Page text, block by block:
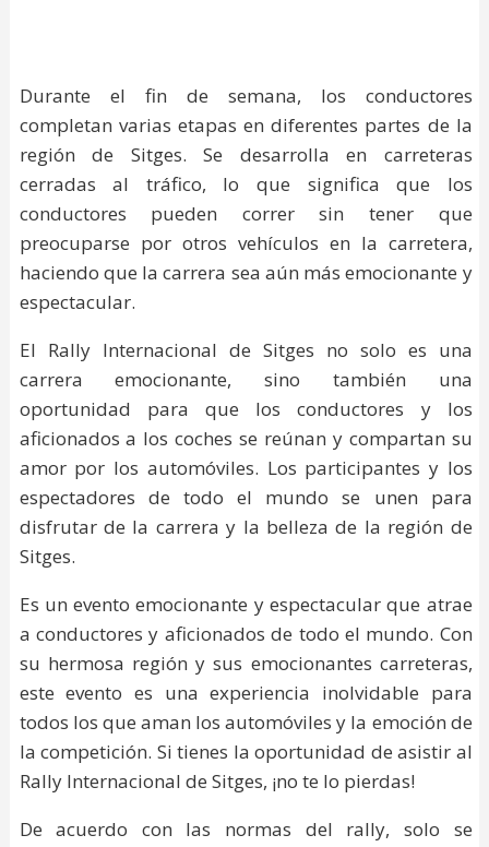
Durante el fin de semana, los conductores
completan varias etapas en diferentes partes de la
región de Sitges. Se desarrolla en carreteras
cerradas al tráfico, lo que significa que los
conductores pueden correr sin tener que
preocuparse por otros vehículos en la carretera,
haciendo que la carrera sea aún más emocionante y
espectacular.
El Rally Internacional de Sitges no solo es una
carrera emocionante, sino también una
oportunidad para que los conductores y los
aficionados a los coches se reúnan y compartan su
amor por los automóviles. Los participantes y los
espectadores de todo el mundo se unen para
disfrutar de la carrera y la belleza de la región de
Sitges.
Es un evento emocionante y espectacular que atrae
a conductores y aficionados de todo el mundo. Con
su hermosa región y sus emocionantes carreteras,
este evento es una experiencia inolvidable para
todos los que aman los automóviles y la emoción de
la competición. Si tienes la oportunidad de asistir al
Rally Internacional de Sitges, ¡no te lo pierdas!
De acuerdo con las normas del rally, solo se